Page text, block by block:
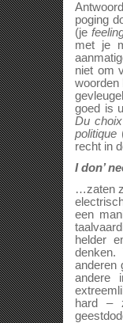
poging
(je
met je
niet om
woorden
goed is
Du
politique
recht in
I don’
…zaten
een
helder
denken.
anderen
andere
hard –